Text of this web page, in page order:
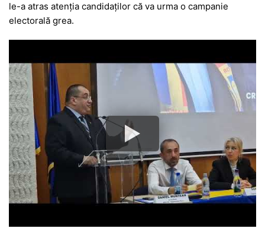
le-a atras atenția candidaților că va urma o campanie
electorală grea.